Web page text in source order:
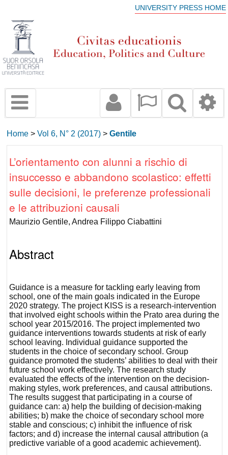
UNIVERSITY PRESS HOME
Home >Vol 6, N° 2 (2017) >Gentile
L’orientamento con alunni a rischio di
insuccesso e abbandono scolastico: effetti
sulle decisioni, le preferenze professionali
e le attribuzioni causali
Maurizio Gentile, Andrea Filippo Ciabattini
Abstract
Guidance is a measure for tackling early leaving from
school, one of the main goals indicated in the Europe
2020 strategy. The project KISS is a research-intervention
that involved eight schools within the Prato area during the
school year 2015/2016. The project implemented two
guidance interventions towards students at risk of early
school leaving. Individual guidancesupported the
students in the choice of secondary school.Group
guidance promoted the students’ abilities to deal with their
future school work effectively. The research study
evaluated the effects of the intervention on thedecision-
making styles,work preferences, andcausal attributions.
The results suggest that participating in a course of
guidance can: a) help the building of decision-making
abilities; b) make the choice of secondary school more
stable and conscious; c) inhibit the influence of risk
factors; and d) increase the internal causal attribution (a
predictive variable of a good academic achievement).